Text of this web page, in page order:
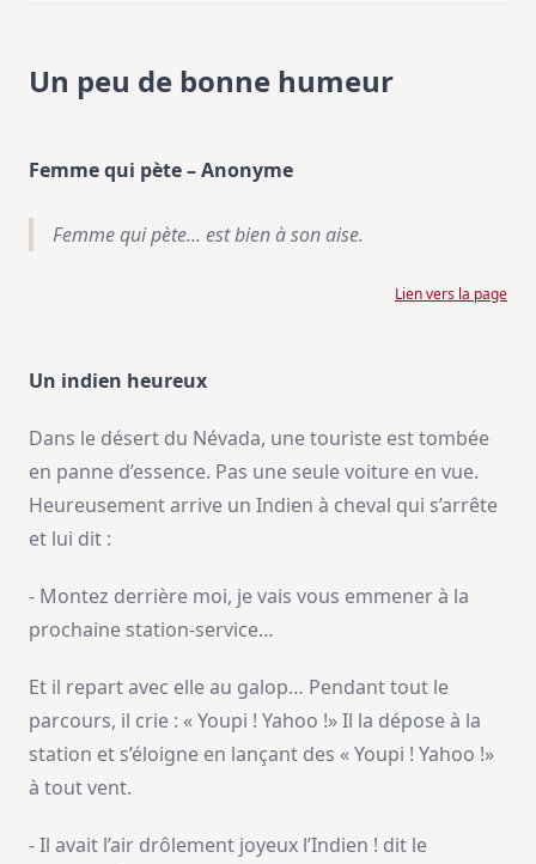
Un peu de bonne humeur
Femme qui pète – Anonyme
Femme qui pète... est bien à son aise.
Lien vers la page
Un indien heureux
Dans le désert du Névada, une touriste est tombée
en panne d’essence. Pas une seule voiture en vue.
Heureusement arrive un Indien à cheval qui s’arrête
et lui dit :
- Montez derrière moi, je vais vous emmener à la
prochaine station-service…
Et il repart avec elle au galop… Pendant tout le
parcours, il crie : « Youpi ! Yahoo !» Il la dépose à la
station et s’éloigne en lançant des « Youpi ! Yahoo !»
à tout vent.
- Il avait l’air drôlement joyeux l’Indien ! dit le